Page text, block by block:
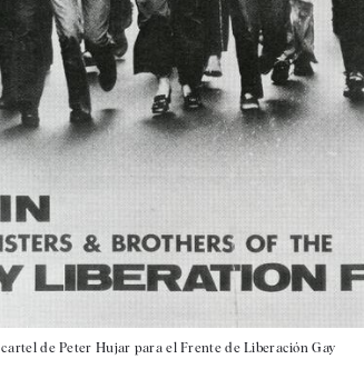
de Peter Hujar para el Frente de Liberación Gay